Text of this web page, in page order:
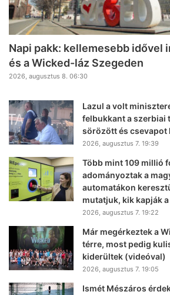
Napi pakk: kellemesebb idővel
és a Wicked-láz Szegeden
2026, augusztus 8. 06:30
Lazul a volt
felbukkant a
sörözött és csevapot
2026, augusztus 7. 19:39
Több mint 109 millió
adományoztak a
automatákon
mutatjuk, kik kapják
2026, augusztus 7. 19:22
Már megérkeztek a
térre, most pedig
kiderültek (videóval)
2026, augusztus 7. 19:05
Ismét Mészáros